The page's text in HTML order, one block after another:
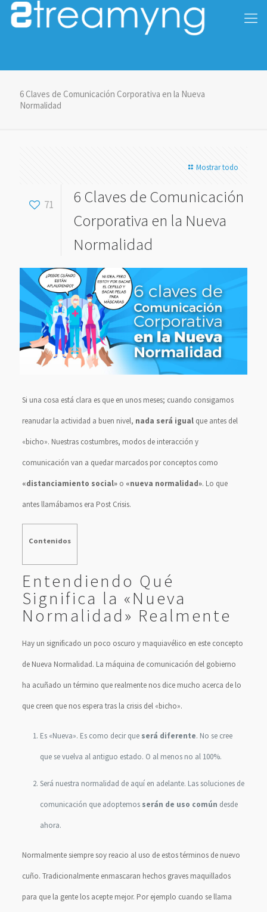
6 Claves de Comunicación Corporativa en la Nueva
Normalidad
Mostrar todo
71
6 Claves de Comunicación
Corporativa en la Nueva
Normalidad
Si una cosa está clara es que en unos meses; cuando consigamos
reanudar la actividad a buen nivel, nada será igualque antes del
«bicho». Nuestras costumbres, modos de interacción y
comunicación van a quedar marcados por conceptos como
«distanciamiento social»o «nueva normalidad». Lo que
antes llamábamos era Post Crisis.
Contenidos
Entendiendo Qué
Significa la «Nueva
Normalidad» Realmente
Hay un significado un poco oscuro y maquiavélico en este concepto
de Nueva Normalidad. La máquina de comunicación del gobierno
ha acuñado un término que realmente nos dice mucho acerca de lo
que creen que nos espera tras la crisis del «bicho».
Es «Nueva». Es como decir que será diferente. No se cree
que se vuelva al antiguo estado. O al menos no al 100%.
Será nuestra normalidad de aquí en adelante. Las soluciones de
comunicación que adoptemos serán de uso común desde
ahora.
Normalmente siempre soy reacio al uso de estos términos de nuevo
cuño. Tradicionalmente enmascaran hechos graves maquillados
para que la gente los acepte mejor. Por ejemplo cuando se llama